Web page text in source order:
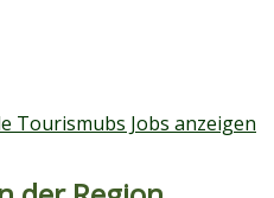
Tourismubs Jobs anzeigen